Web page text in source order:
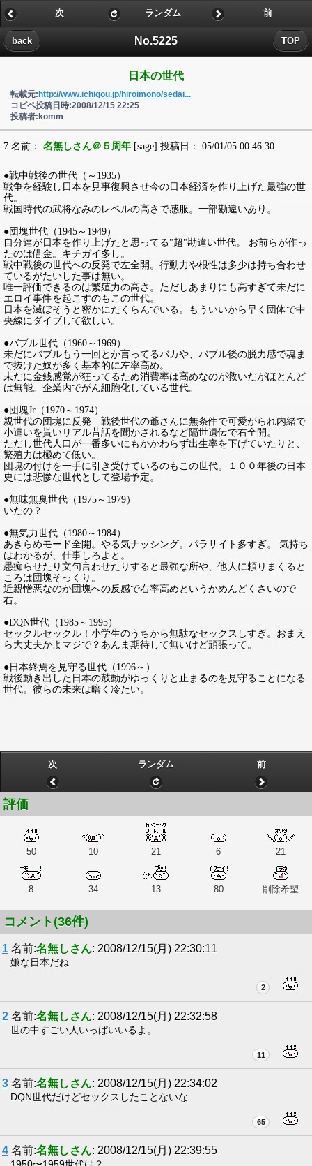
No.5225
back TOP
次 ランダム 前
日本の世代
転載元: http://www.ichigou.jp/hiroimono/sedai...
コピペ投稿日時:2008/12/15 22:25
投稿者:komm
7 名前： 名無しさん＠５周年 [sage] 投稿日： 05/01/05 00:46:30
●戦中戦後の世代（～1935）
戦争を経験し日本を見事復興させ今の日本経済を作り上げた最強の世
代。
戦国時代の武将なみのレベルの高さで感服。一部勘違いあり。
●団塊世代（1945～1949）
自分達が日本を作り上げたと思ってる"超"勘違い世代。 お前らが作っ
たのは借金。キチガイ多し。
戦中戦後の世代への反発で左全開。行動力や根性は多少は持ち合わせ
ているがたいした事は無い。
唯一評価できるのは繁殖力の高さ。ただしあまりにも高すぎて未だに
エロイ事件を起こすのもこの世代。
日本を滅ぼそうと密かにたくらんでいる。もういいから早く団体で中
央線にダイブして欲しい。
●バブル世代（1960～1969）
未だにバブルもう一回とか言ってるバカや、バブル後の脱力感で魂ま
で抜けた奴が多く基本的に左率高め。
未だに金銭感覚が狂ってるため消費率は高めなのが救いだがほとんど
は無能。企業内でがん細胞化している世代。
●団塊Jr（1970～1974）
親世代の団塊に反発 戦後世代の爺さんに無条件で可愛がられ内緒で
小遣いを貰いリアル昔話を聞かされるなど隔世遺伝で右全開。
ただし世代人口が一番多いにもかかわらず出生率を下げていたりと、
繁殖力は極めて低い。
団塊の付けを一手に引き受けているのもこの世代。１００年後の日本
史には悲惨な世代として登場予定。
●無味無臭世代（1975～1979）
いたの？
●無気力世代（1980～1984）
あきらめモード全開。やる気ナッシング。パラサイト多すぎ。 気持ち
はわかるが、仕事しろよと。
愚痴らせたり文句言わせたりすると最強な所や、他人に頼りまくると
ころは団塊そっくり。
近親憎悪なのか団塊への反感で右率高めというかめんどくさいので
右。
●DQN世代（1985～1995）
セックルセックル！小学生のうちから無駄なセックスしすぎ。おまえ
ら大丈夫かよマジで？あんま期待して無いけど頑張って。
●日本終焉を見守る世代（1996～）
戦後動き出した日本の鼓動がゆっくりと止まるのを見守ることになる
世代。彼らの未来は暗く冷たい。
次 ランダム 前
評価
50 10 21 6 21
8 34 13 80 削除希望
コメント(36件)
1 名前:名無しさん: 2008/12/15(月) 22:30:11
嫌な日本だね
2
2 名前:名無しさん: 2008/12/15(月) 22:32:58
世の中すごい人いっぱいいるよ。
11
3 名前:名無しさん: 2008/12/15(月) 22:34:02
DQN世代だけどセックスしたことないな
65
4 名前:名無しさん: 2008/12/15(月) 22:39:55